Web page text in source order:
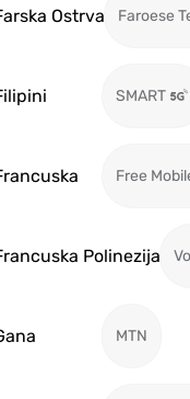
Ostrva Faroese
SMART
Free
Polinezija
MTN